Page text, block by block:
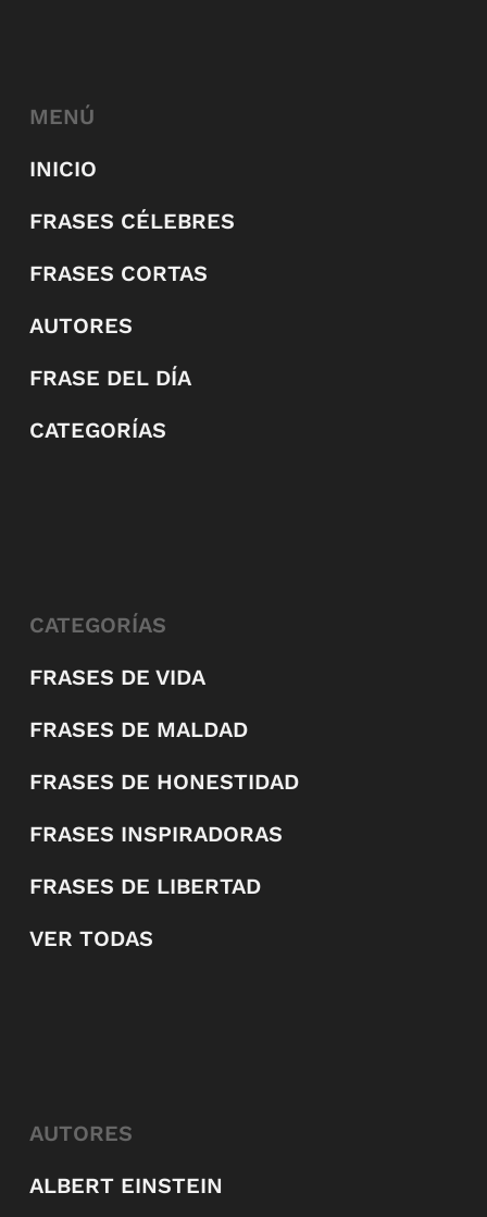
MENÚ
INICIO
FRASES CÉLEBRES
FRASES CORTAS
AUTORES
FRASE DEL DÍA
CATEGORÍAS
CATEGORÍAS
FRASES DE VIDA
FRASES DE MALDAD
FRASES DE HONESTIDAD
FRASES INSPIRADORAS
FRASES DE LIBERTAD
VER TODAS
AUTORES
ALBERT EINSTEIN